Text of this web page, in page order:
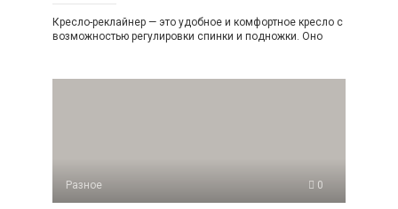
Кресло-реклайнер — это удобное и комфортное кресло с
возможностью регулировки спинки и подножки. Оно
Разное 0